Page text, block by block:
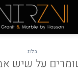
בלוג
על שיש